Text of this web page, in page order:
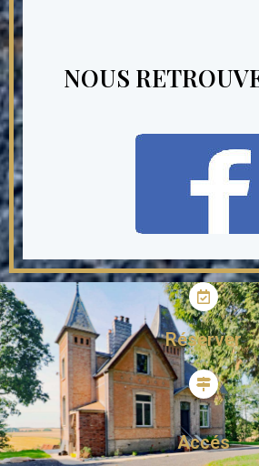
NOUS
Réserver
Accés